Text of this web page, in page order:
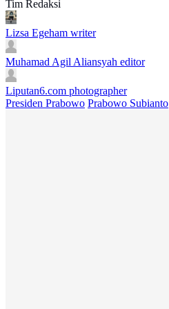
Tim Redaksi
Lizsa Egeham writer
Muhamad Agil Aliansyah editor
Liputan6.com photographer
Presiden Prabowo Prabowo Subianto